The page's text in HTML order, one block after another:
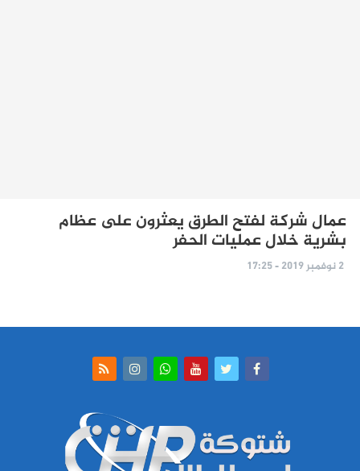
عمال شركة لفتح الطرق يعثرون على عظام
بشرية خلال عمليات الحفر
2 نوفمبر 2019 - 17:25